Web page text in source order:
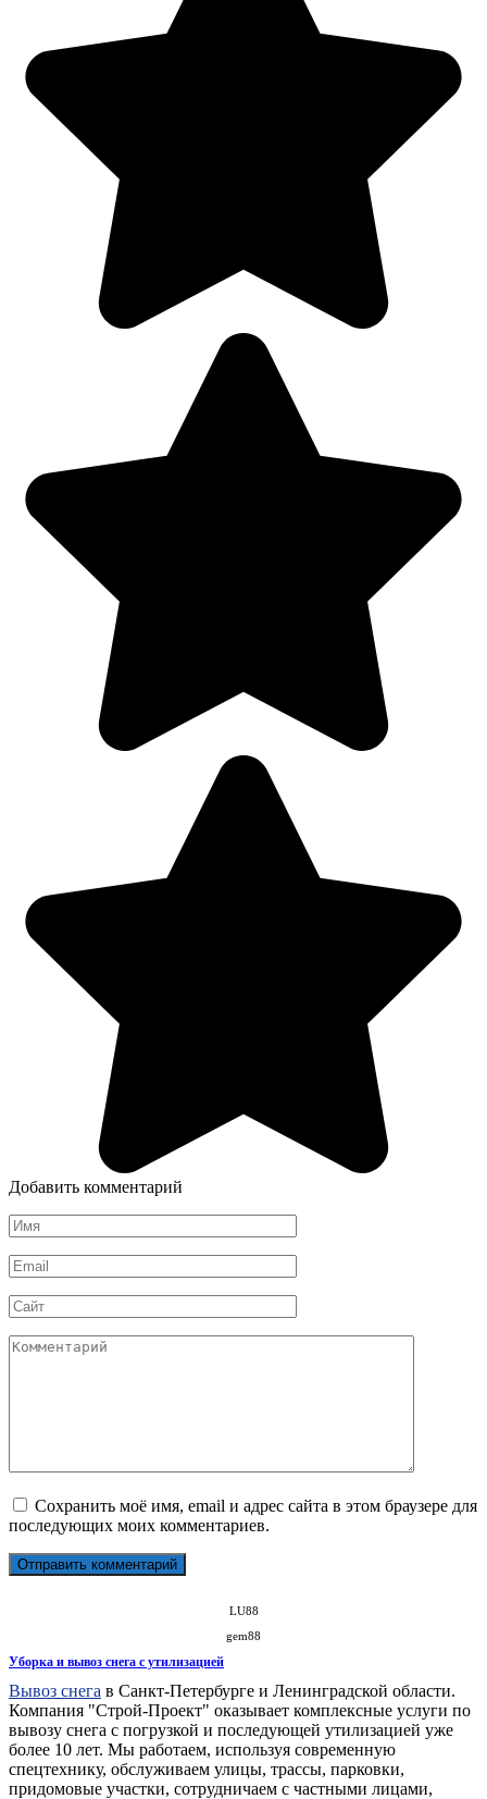
Добавить комментарий
Имя
*
Email
*
Сайт
Комментарий
Сохранить моё имя, email и адрес сайта в этом браузере для
последующих моих комментариев.
LU88
gem88
Уборка и вывоз снега с утилизацией
Вывоз снега в Санкт-Петербурге и Ленинградской области.
Компания "Строй-Проект" оказывает комплексные услуги по
вывозу снега с погрузкой и последующей утилизацией уже
более 10 лет. Мы работаем, используя современную
спецтехнику, обслуживаем улицы, трассы, парковки,
придомовые участки, сотрудничаем с частными лицами,